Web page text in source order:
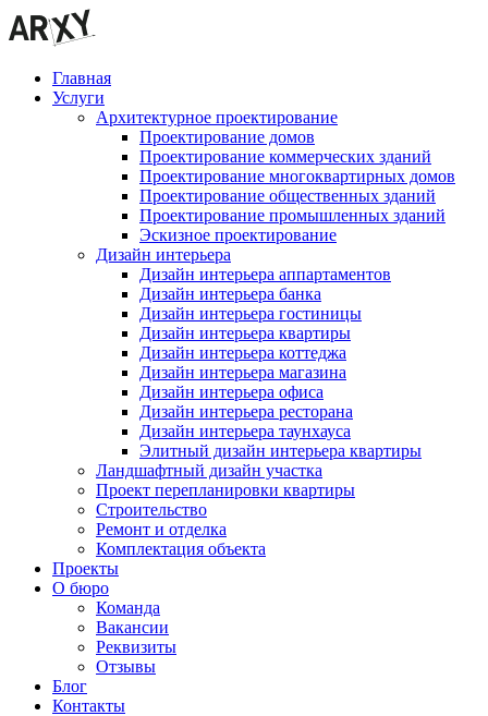
Главная
Услуги
Архитектурное проектирование
Проектирование домов
Проектирование коммерческих зданий
Проектирование многоквартирных домов
Проектирование общественных зданий
Проектирование промышленных зданий
Эскизное проектирование
Дизайн интерьера
Дизайн интерьера аппартаментов
Дизайн интерьера банка
Дизайн интерьера гостиницы
Дизайн интерьера квартиры
Дизайн интерьера коттеджа
Дизайн интерьера магазина
Дизайн интерьера офиса
Дизайн интерьера ресторана
Дизайн интерьера таунхауса
Элитный дизайн интерьера квартиры
Ландшафтный дизайн участка
Проект перепланировки квартиры
Строительство
Ремонт и отделка
Комплектация объекта
Проекты
О бюро
Команда
Вакансии
Реквизиты
Отзывы
Блог
Контакты